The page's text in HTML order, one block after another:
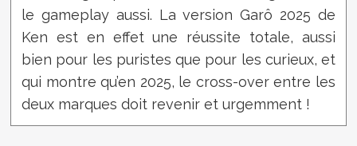
le gameplay aussi. La version Garô 2025 de
Ken est en effet une réussite totale, aussi
bien pour les puristes que pour les curieux, et
qui montre qu’en 2025, le cross-over entre les
deux marques doit revenir et urgemment !